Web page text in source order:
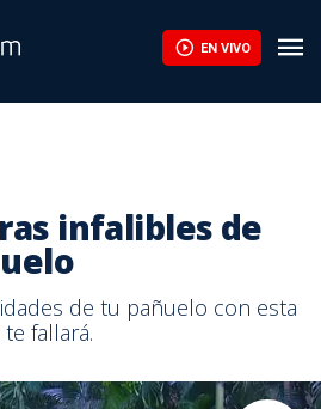
EN VIVO
infalibles de
de tu pañuelo con esta
fallará.